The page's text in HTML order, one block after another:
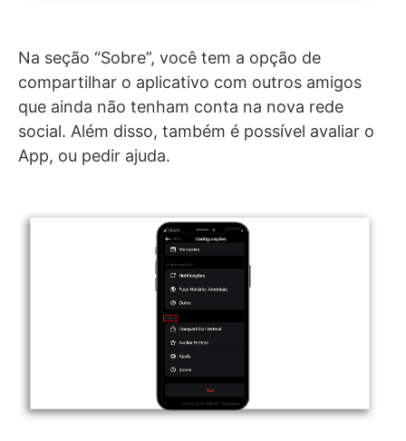
Na seção “Sobre”, você tem a opção de
compartilhar o aplicativo com outros amigos
que ainda não tenham conta na nova rede
social. Além disso, também é possível avaliar o
App, ou pedir ajuda.